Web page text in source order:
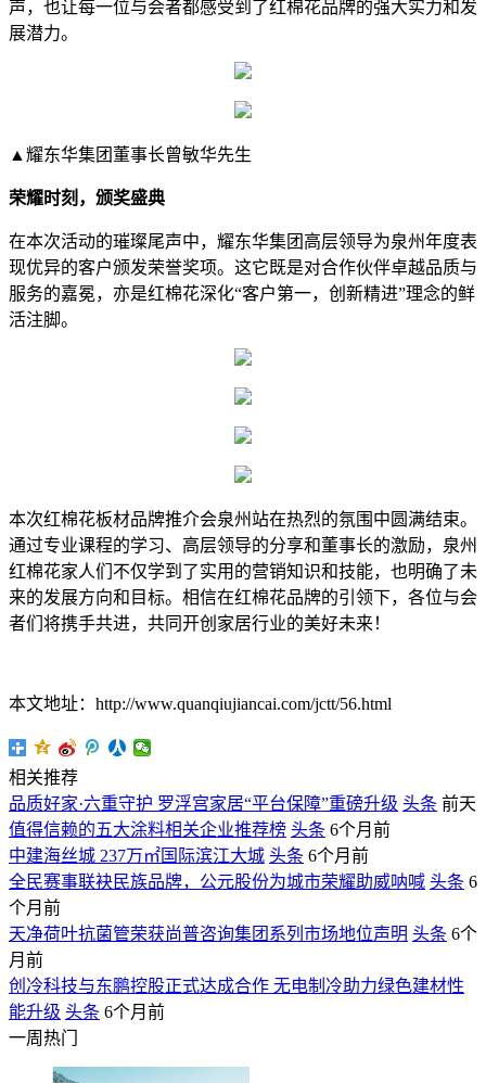
声，也让每一位与会者都感受到了红棉花品牌的强大实力和发
展潜力。
▲耀东华集团董事长曾敏华先生
荣耀时刻，颁奖盛典
在本次活动的璀璨尾声中，耀东华集团高层领导为泉州年度表
现优异的客户颁发荣誉奖项。这它既是对合作伙伴卓越品质与
服务的嘉冕，亦是红棉花深化“客户第一，创新精进”理念的鲜
活注脚。
本次红棉花板材品牌推介会泉州站在热烈的氛围中圆满结束。
通过专业课程的学习、高层领导的分享和董事长的激励，泉州
红棉花家人们不仅学到了实用的营销知识和技能，也明确了未
来的发展方向和目标。相信在红棉花品牌的引领下，各位与会
者们将携手共进，共同开创家居行业的美好未来！
本文地址：http://www.quanqiujiancai.com/jctt/56.html
相关推荐
品质好家·六重守护 罗浮宫家居“平台保障”重磅升级 头条 前天
值得信赖的五大涂料相关企业推荐榜 头条 6个月前
中建海丝城 237万㎡国际滨江大城 头条 6个月前
全民赛事联袂民族品牌，公元股份为城市荣耀助威呐喊 头条 6
个月前
天净荷叶抗菌管荣获尚普咨询集团系列市场地位声明 头条 6个
月前
创冷科技与东鹏控股正式达成合作 无电制冷助力绿色建材性
能升级 头条 6个月前
一周热门